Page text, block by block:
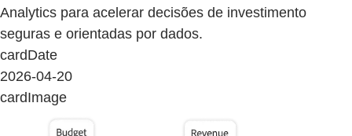
Analytics para acelerar decisões de investimento
seguras e orientadas por dados.
cardDate
2026-04-20
cardImage